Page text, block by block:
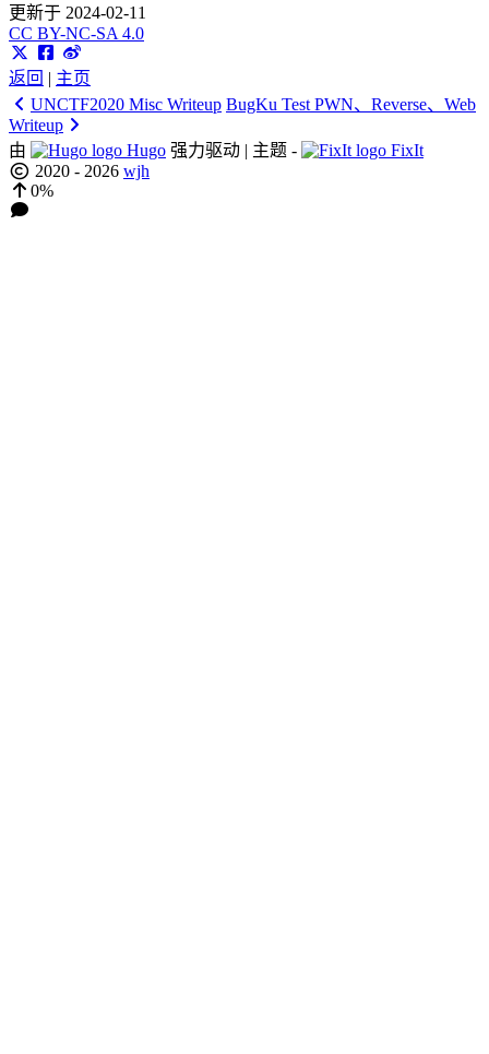
更新于 2024-02-11
CC BY-NC-SA 4.0
返回 | 主页
UNCTF2020 Misc Writeup BugKu Test PWN、Reverse、Web
Writeup
由
Hugo 强力驱动 | 主题 -
FixIt
2020 - 2026 wjh
0%